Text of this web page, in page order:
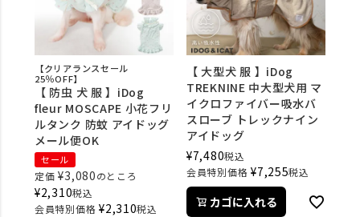
【クリアランスセール
25％OFF】
【 防虫 犬 服 】iDog
fleur MOSCAPE 小花フリ
ルタンク 防蚊 アイドッグ
メール便OK
セール
定価 ¥3,080のところ
¥2,310税込
会員特別価格 ¥2,310税込
【 大型犬 服 】iDog
TREKNINE 中大型犬用 マ
イクロファイバー吸水バ
スローブ トレックナイン
アイドッグ
¥7,480税込
会員特別価格 ¥7,255税込
カゴに入れる